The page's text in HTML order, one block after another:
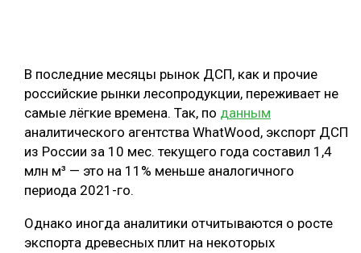
БИОЭНЕРГЕТИКА
ЛЕСОВОССТАНОВЛЕНИЕ И ЗАЩИТА
ЛОГИСТИКА
ПРОИЗВОДСТВО ДРЕВЕСНЫХ ПЛИТ
ЦБП
КОМПЛЕКСНАЯ ПЕРЕРАБОТКА
ТЕМАТИЧЕСКИЕ ПРОЕКТЫ
ПОДБОРКИ СТАТЕЙ
В последние месяцы рынок ДСП, как и прочие
российские рынки лесопродукции, переживает не
самые лёгкие времена. Так, по данным
аналитического агентства WhatWood, экспорт ДСП
из России за 10 мес. текущего года составил 1,4
млн м³ — это на 11% меньше аналогичного
периода 2021-го.
Однако иногда аналитики отчитываются о росте
экспорта древесных плит на некоторых